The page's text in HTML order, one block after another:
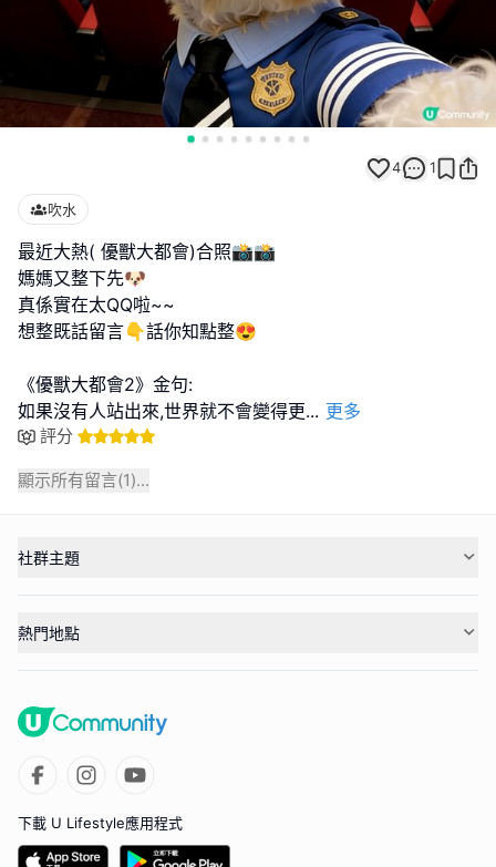
4 1
吹水
最近大熱( 優獸大都會)合照📸📸
媽媽又整下先🐶
真係實在太QQ啦~~
想整既話留言👇話你知點整😍
《優獸大都會2》金句:
如果沒有人站出來,世界就不會變得更... 更多
評分
顯示所有留言(1)...
社群主題
熱門地點
下載 U Lifestyle應用程式